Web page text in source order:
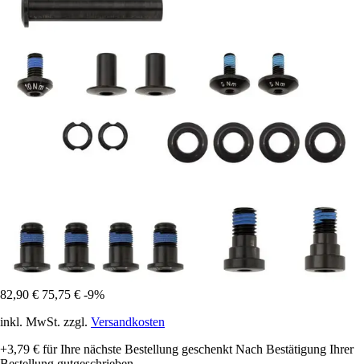
82,90 € 75,75 € -9%
inkl. MwSt. zzgl. Versandkosten
+3,79 € für Ihre nächste Bestellung geschenkt Nach Bestätigung Ihrer